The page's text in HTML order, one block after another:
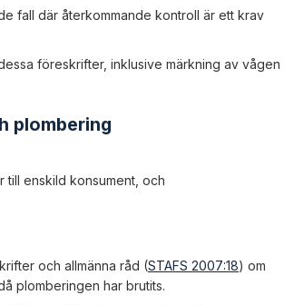
fall där återkommande kontroll är ett krav
föreskrifter, inklusive märkning av vågen
plombering
till enskild konsument, och
och allmänna råd (STAFS 2007:18) om
plomberingen har brutits.